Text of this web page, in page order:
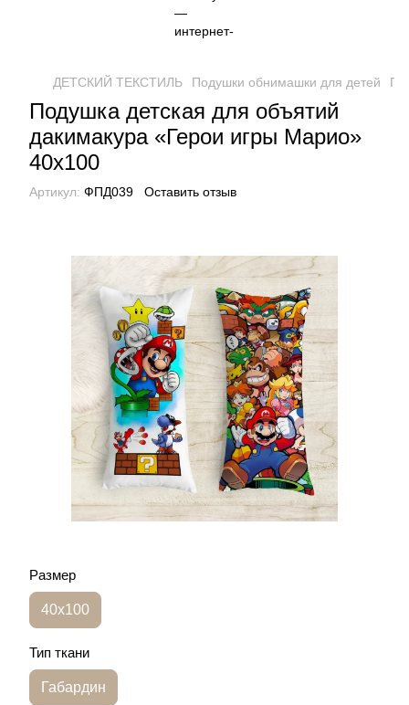
ДЕТСКИЙ ТЕКСТИЛЬ Подушки обнимашки для детей
Подушка детская для объятий
дакимакура «Герои игры Марио»
40х100
Артикул: ФПД039 Оставить отзыв
Размер
40х100
Тип ткани
Габардин